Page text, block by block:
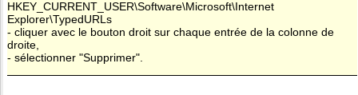
HKEY_CURRENT_USER\Software\Microsoft\Internet
Explorer\TypedURLs
- cliquer avec le bouton droit sur chaque entrée de la colonne de
droite,
- sélectionner "Supprimer".